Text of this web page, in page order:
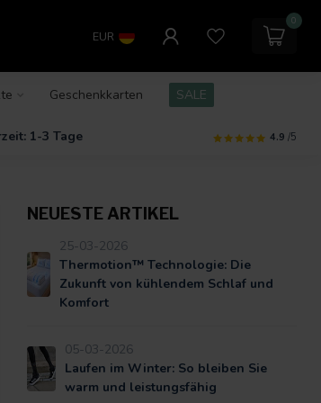
EUR
0
Geschenkkarten SALE
1-3 Tage 4.9 /5
NEUESTE ARTIKEL
25-03-2026
Thermotion™ Technologie: Die
Zukunft von kühlendem Schlaf und
Komfort
05-03-2026
Laufen im Winter: So bleiben Sie
warm und leistungsfähig